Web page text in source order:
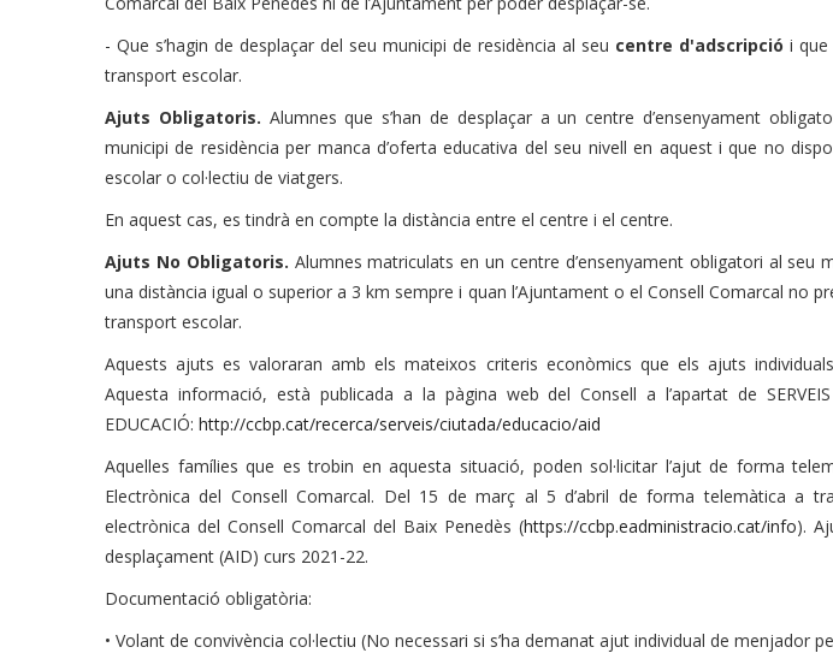
- Que s’hagin de desplaçar del seu municipi de residència al seu centre d'adscripció i que
transport escolar.
Ajuts Obligatoris. Alumnes que s’han de desplaçar a un centre d’ensenyament
municipi de residència per manca d’oferta educativa del seu nivell en aquest i que no
escolar o col·lectiu de viatgers.
En aquest cas, es tindrà en compte la distància entre el centre i el centre.
Ajuts No Obligatoris. Alumnes matriculats en un centre d’ensenyament obligatori al seu
una distància igual o superior a 3 km sempre i quan l’Ajuntament o el Consell Comarcal no
transport escolar.
Aquests ajuts es valoraran amb els mateixos criteris econòmics que els ajuts
Aquesta informació, està publicada a la pàgina web del Consell a l’apartat de
EDUCACIÓ: http://ccbp.cat/recerca/serveis/ciutada/educacio/aid
Aquelles famílies que es trobin en aquesta situació, poden sol·licitar l’ajut de forma
Electrònica del Consell Comarcal. Del 15 de març al 5 d’abril de forma telemàtica a
electrònica del Consell Comarcal del Baix Penedès (https://ccbp.eadministracio.cat/info).
desplaçament (AID) curs 2021-22.
Documentació obligatòria:
• Volant de convivència col·lectiu (No necessari si s’ha demanat ajut individual de menjador